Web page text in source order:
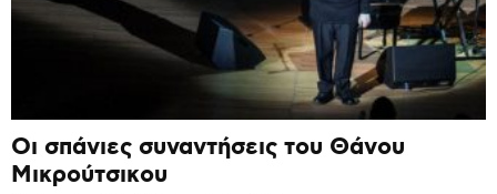
Οι σπάνιες συναντήσεις του Θάνου
Μικρούτσικου